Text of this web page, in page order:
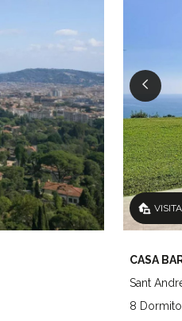
CASA
Sant
8